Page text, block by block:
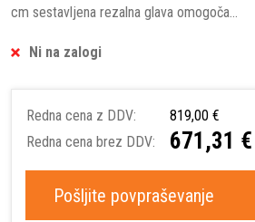
cm sestavljena rezalna glava omogoča...
Ni na zalogi
Redna cena z DDV:
819,00 €
Redna cena brez DDV:
671,31 €
Pošljite povpraševanje